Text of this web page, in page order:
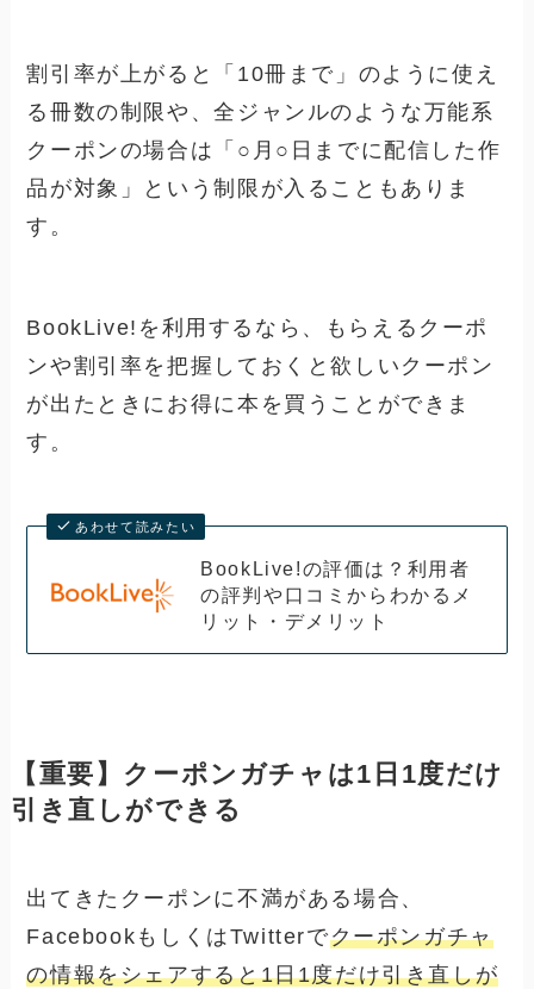
割引率が上がると
「10冊まで」のように使え
る冊数の制限や、全ジャンルのような万能系
クーポンの場合は 「○月○日までに配信した作
品が対象」という制限 が入ることもありま
す。
BookLive!を利用するなら、もらえるクーポ
ンや割引率を把握しておくと欲しいクーポン
が出たときにお得に本を買うことができま
す。
あわせて読みたい
BookLive!の評価は？利用者
の評判や口コミからわかるメ
リット・デメリット
【重要】クーポンガチャは1日1度だけ
引き直しができる
出てきたクーポンに不満がある場合、
FacebookもしくはTwitterでクーポンガチャ
の情報をシェアすると1日1度だけ引き直しが